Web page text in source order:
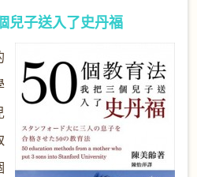
兒子送入了史丹福